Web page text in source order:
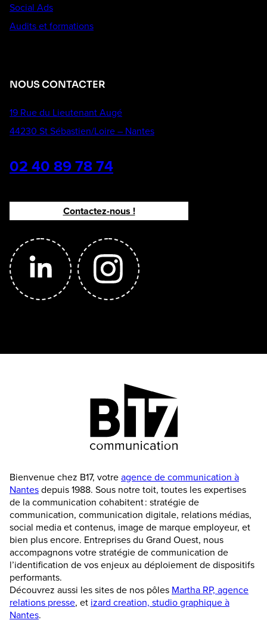
Social Ads
Audits et formations
NOUS CONTACTER
19 Rue du Lieutenant Augé
44230 St Sébastien/Loire – Nantes
02 40 89 78 74
Contactez-nous !
Bienvenue chez B17, votreagence de communication à
Nantesdepuis 1988. Sous notre toit, toutes les expertises
de la communication cohabitent : stratégie de
communication, communication digitale, relations médias,
social media et contenus, image de marque employeur, et
bien plus encore. Entreprises du Grand Ouest, nous
accompagnons votre stratégie de communication de
l’identification de vos enjeux au déploiement de dispositifs
performants.
Découvrez aussi les sites de nos pôles Martha RP, agence
relations presse, et izard creation, studio graphique à
Nantes.